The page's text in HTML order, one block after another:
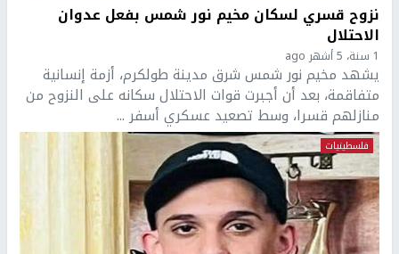
نزوح قسري لسكان مخيم نور شمس بفعل عدوان
الاحتلال
1 سنة، 5 أشهر ago
يشهد مخيم نور شمس شرق مدينة طولكرم، أزمة إنسانية
متفاقمة، بعد أن أجبرت قوات الاحتلال سكانه على النزوح من
منازلهم قسرا، وسط تصعيد عسكري أسفر ...
فلسطينيات